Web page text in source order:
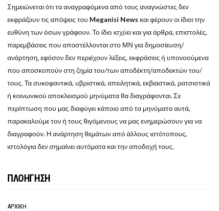
Σημειώνεται ότι τα αναγραφόμενα από τους αναγνώστες δεν
εκφράζουν τις απόψεις του Meganisi News και φέρουν οι ίδιοι την
ευθύνη των όσων γράφουν. Το ίδιο ισχύει και για άρθρα, επιστολές,
παρεμβάσεις που αποστέλλονται στο ΜΝ για δημοσίευση/
ανάρτηση, εφόσον δεν περιέχουν λέξεις, εκφράσεις ή υπονοούμενα
που αποσκοπούν στη ζημία του/των αποδέκτη/αποδεκτών του/
τους. Τα συκοφαντικά, υβριστικά, απειλητικά, εκβιαστικά, ρατσιστικά
ή κοινωνικού αποκλεισμού μηνύματα θα διαγράφονται. Σε
περίπτωση που μας διαφύγει κάποιο από τα μηνύματα αυτά,
παρακαλούμε τον ή τους θιγόμενους να μας ενημερώσουν για να
διαγραφούν. Η ανάρτηση θεμάτων από άλλους ιστότοπους,
ιστολόγια δεν σημαίνει αυτόματα και την αποδοχή τους.
ΠΛΟΗΓΗΣΗ
ΑΡΧΙΚΗ